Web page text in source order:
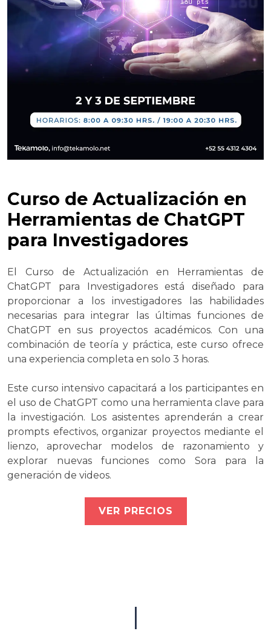
Curso de Actualización en
Herramientas de ChatGPT
para Investigadores
El Curso de Actualización en Herramientas de
ChatGPT para Investigadores está diseñado para
proporcionar a los investigadores las habilidades
necesarias para integrar las últimas funciones de
ChatGPT en sus proyectos académicos. Con una
combinación de teoría y práctica, este curso ofrece
una experiencia completa en solo 3 horas.
Este curso intensivo capacitará a los participantes en
el uso de ChatGPT como una herramienta clave para
la investigación. Los asistentes aprenderán a crear
prompts efectivos, organizar proyectos mediante el
lienzo, aprovechar modelos de razonamiento y
explorar nuevas funciones como Sora para la
generación de videos.
VER PRECIOS
|